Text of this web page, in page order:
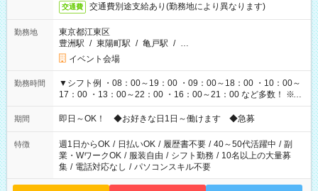
交通費 交通費別途支給あり(勤務地により異なります)
勤務地
東京都江東区
豊洲駅 / 東陽町駅 / 亀戸駅 / …
イベント会場
勤務時間
▼シフト例 ・08：00～19：00 ・09：00～18：00 ・10：00～
17：00 ・13：00～22：00 ・16：00～21：00 など多数！ ※お
仕事により勤務時間が異なります
期間 即日～OK！ ◆お好きな日1日～働けます ◆急募
特徴 週1日からOK / 日払いOK / 履歴書不要 / 40～50代活躍中 / 副
業・WワークOK / 服装自由 / シフト勤務 / 10名以上の大量募
集 / 電話対応なし / パソコンスキル不要